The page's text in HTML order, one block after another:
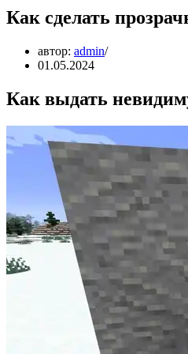
Как сделать
автор: admin
01.05.2024
Как выдать